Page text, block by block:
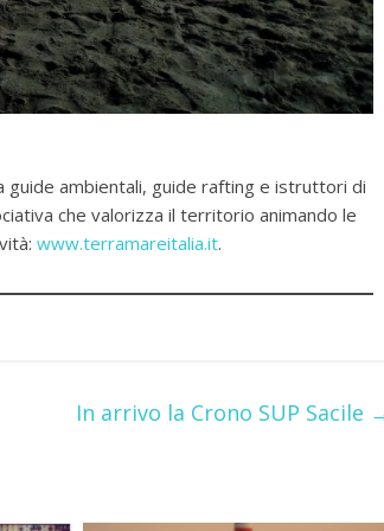
ambientali, guide rafting e istruttori di
che valorizza il territorio animando le
www.terramareitalia.it.
In arrivo la Crono SUP Sacile